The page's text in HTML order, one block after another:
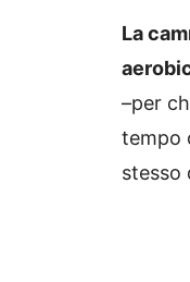
La
–per
tempo
stesso